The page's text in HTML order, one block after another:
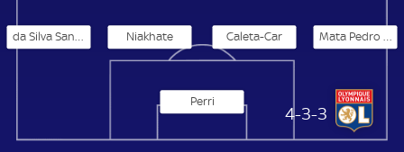
Olympique Lyon
4-3-3
Perri
Mata Pedro Lourenco
Caleta-Car
Niakhate
da Silva Santos